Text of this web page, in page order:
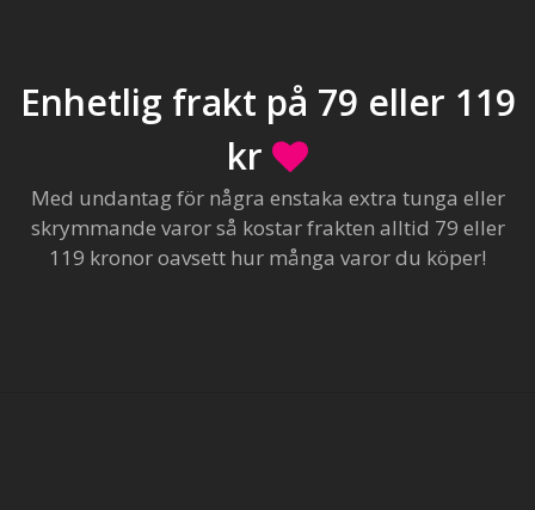
Enhetlig frakt på 79 eller 119
kr
Med undantag för några enstaka extra tunga eller
skrymmande varor så kostar frakten alltid 79 eller
119 kronor oavsett hur många varor du köper!